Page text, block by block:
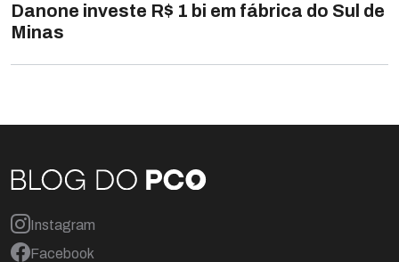
Danone investe R$ 1 bi em fábrica do Sul de
Minas
Instagram
Facebook